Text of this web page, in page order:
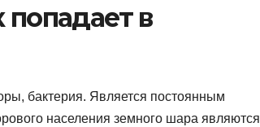
в
бактерия. Является постоянным
населения земного шара являются